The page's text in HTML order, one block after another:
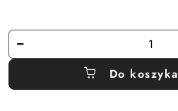
Ilość
Do koszyka